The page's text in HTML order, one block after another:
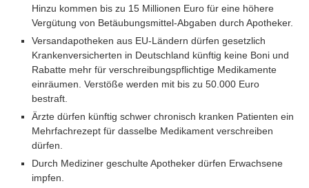
Hinzu kommen bis zu 15 Millionen Euro für eine höhere
Vergütung von Betäubungsmittel-Abgaben durch Apotheker.
Versandapotheken aus EU-Ländern dürfen gesetzlich
Krankenversicherten in Deutschland künftig keine Boni und
Rabatte mehr für verschreibungspflichtige Medikamente
einräumen. Verstöße werden mit bis zu 50.000 Euro
bestraft.
Ärzte dürfen künftig schwer chronisch kranken Patienten ein
Mehrfachrezept für dasselbe Medikament verschreiben
dürfen.
Durch Mediziner geschulte Apotheker dürfen Erwachsene
impfen.